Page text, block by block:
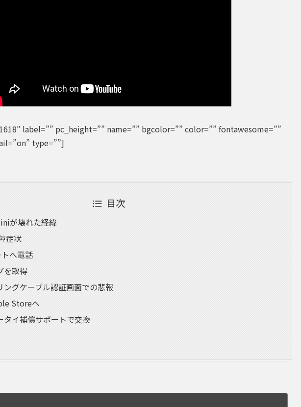
label=”” pc_height=”” name=”” bgcolor=”” color=”” fontawesome=””
type=””]
目次
が壊れた経緯
症状
へ電話
を取得
ングケーブル認証画面での悲報
Storeへ
タイ補償サポートで交換